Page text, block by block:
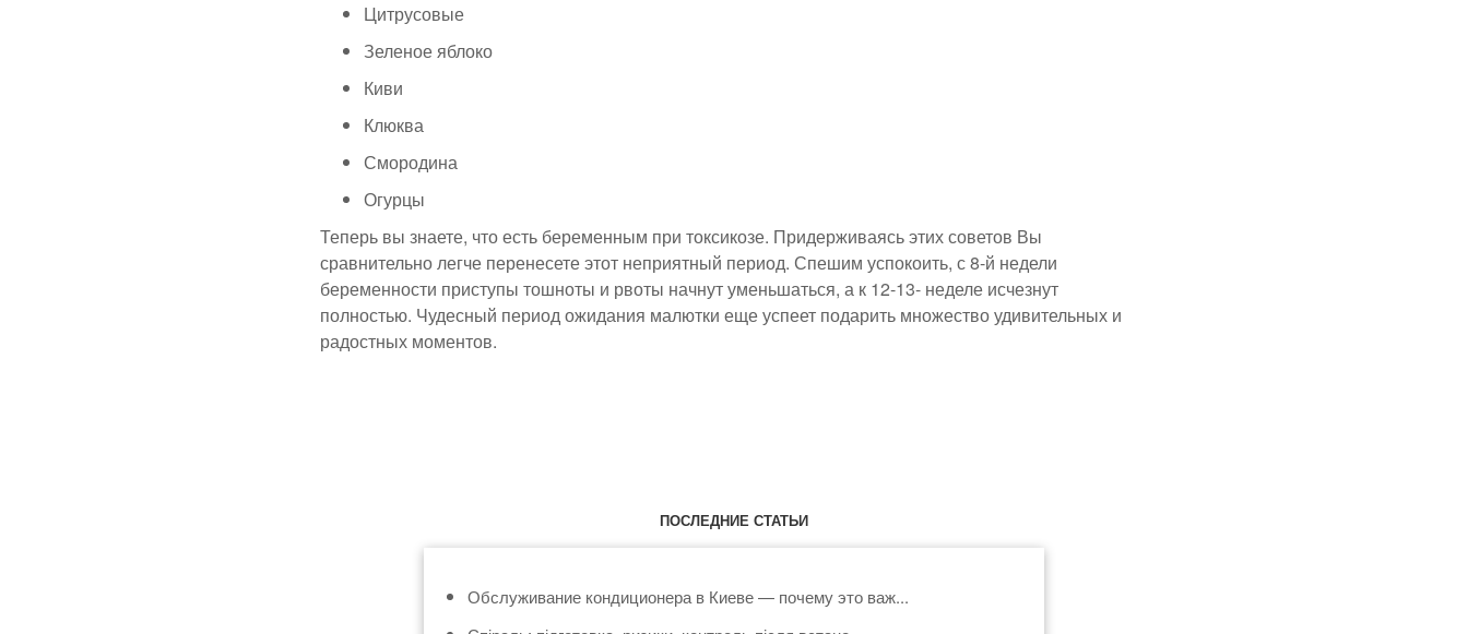
Цитрусовые
Зеленое яблоко
Киви
Клюква
Смородина
Огурцы
Теперь вы знаете, что есть беременным при токсикозе. Придерживаясь этих советов Вы
сравнительно легче перенесете этот неприятный период. Спешим успокоить, с 8-й недели
беременности приступы тошноты и рвоты начнут уменьшаться, а к 12-13- неделе исчезнут
полностью. Чудесный период ожидания малютки еще успеет подарить множество удивительных и
радостных моментов.
ПОСЛЕДНИЕ СТАТЬИ
Обслуживание кондиционера в Киеве — почему это важ...